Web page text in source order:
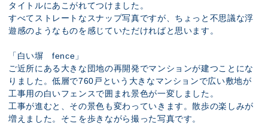
タイトルにあこがれてつけました。
すべてストレートなスナップ写真ですが、ちょっと不思議な浮
遊感のようなものを感じていただければと思います。
「白い塀 fence」
ご近所にある大きな団地の再開発でマンションが建つことにな
りました。低層で760戸という大きなマンションで広い敷地が
工事用の白いフェンスで囲まれ景色が一変しました。
工事が進むと、その景色も変わっていきます。散歩の楽しみが
増えました。そこを歩きながら撮った写真です。